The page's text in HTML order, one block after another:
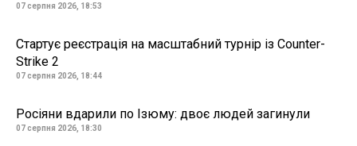
07 серпня 2026, 18:53
Стартує реєстрація на масштабний турнір із Counter-
Strike 2
07 серпня 2026, 18:44
Росіяни вдарили по Ізюму: двоє людей загинули
07 серпня 2026, 18:30